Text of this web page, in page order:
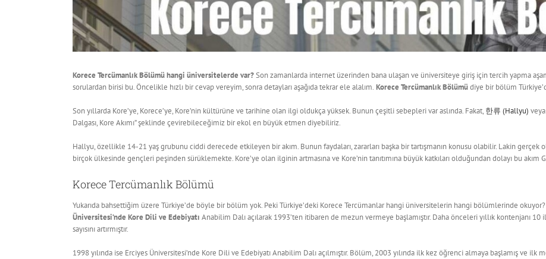
Korece Tercümanlık Bölümü hangi üniversitelerde var?Son zamanlarda internet üzerinden bana ulaşan ve üniversiteye giriş için tercih yapma
sorulardan birisi bu. Öncelikle hızlı bir cevap vereyim, sonra detayları aşağıda tekrar ele alalım. Korece Tercümanlık Bölümüdiye bir bölüm
Son yıllarda Kore’ye, Korece’ye, Kore’nin kültürüne ve tarihine olan ilgi oldukça yüksek. Bunun çeşitli sebepleri var aslında. Fakat, 한류 (Hallyu)
Dalgası, Kore Akımı” şeklinde çevirebileceğimiz bir ekol en büyük etmen diyebiliriz.
Hallyu, özellikle 14-21 yaş grubunu ciddi derecede etkileyen bir akım. Bunun faydaları, zararları başka bir tartışmanın konusu olabilir. Lakin gerçek
birçok ülkesinde gençleri peşinden sürüklemekte. Kore’ye olan ilginin artmasına ve Kore’nin tanıtımına büyük katkıları olduğundan dolayı bu
Korece Tercümanlık Bölümü
Yukarıda bahsettiğim üzere Türkiye’de böyle bir bölüm yok. Peki Türkiye’deki Korece Tercümanlar hangi üniversitelerin hangi bölümlerinde okuyor?
Üniversitesi’nde Kore Dili ve Edebiyatı Anabilim Dalı açılarak 1993’ten itibaren de mezun vermeye başlamıştır. Daha önceleri yıllık kontenjanı
sayısını artırmıştır.
1998 yılında ise Erciyes Üniversitesi’nde Kore Dili ve Edebiyatı Anabilim Dalı açılmıştır. Bölüm, 2003 yılında ilk kez öğrenci almaya başlamış ve ilk